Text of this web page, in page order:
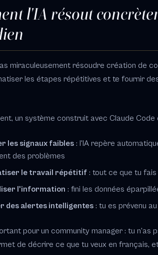
l'IA résout
miraculeusement résoudre création de
les étapes répétitives et te fournir
un système construit avec Claude Code
les signaux faibles : l'IA repère
des problèmes
le travail répétitif : tout ce que tu
l'information : fini les données
des alertes intelligentes : tu es prévenu
pour un community manager : tu n'as
de décrire ce que tu veux en français,